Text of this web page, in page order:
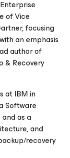
of Vice
focusing
an emphasis
author of
& Recovery
at IBM in
Software
as a
and
recovery